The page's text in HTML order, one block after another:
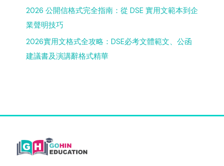
2026 公開信格式完全指南：從 DSE 實用文範本到企
業聲明技巧
2026實用文格式全攻略：DSE必考文體範文、公函
建議書及演講辭格式精華